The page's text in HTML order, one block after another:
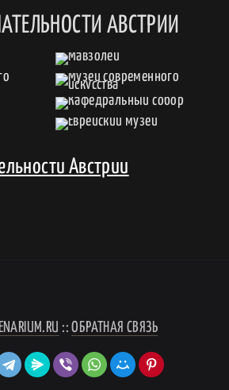
АВСТРИИ
Австрии
::ОБРАТНАЯ СВЯЗЬ